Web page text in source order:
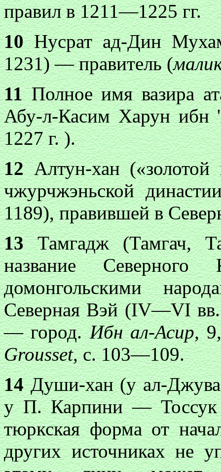
правил в 1211—1225 гг.
10Нусрат ад-Дин
1231) — правитель (
11Полное имя вазира
Абу-л-Касим Харун
1227 г. ).
12Алтун-хан
чжурчжэньской
1189), правившей в
13Тамгадж (Тамгач,
название
домонгольскими
Северная Вэй (IV—VI
— город.Ибн ал-Асир,9,
Grousset,с. 103—109.
14Души-хан (у ал-
у П. Карпини — Тоссук
тюркская форма от
других источниках не